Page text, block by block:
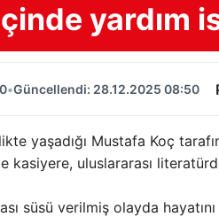
yardım
•Güncellendi: 28.12.2025 08:50
yaşadığı Mustafa Koç
uluslararası
süsü verilmiş olayda